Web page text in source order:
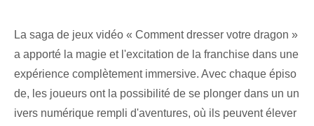
La saga de jeux vidéo « Comment dresser votre dragon »
a apporté la magie et l'excitation de la franchise dans une
expérience complètement immersive. Avec chaque épiso
de, les joueurs ont la possibilité de se plonger dans un un
ivers numérique rempli d'aventures, où ils peuvent élever